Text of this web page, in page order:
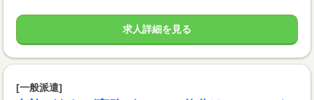
求人詳細を見る
[一般派遣]